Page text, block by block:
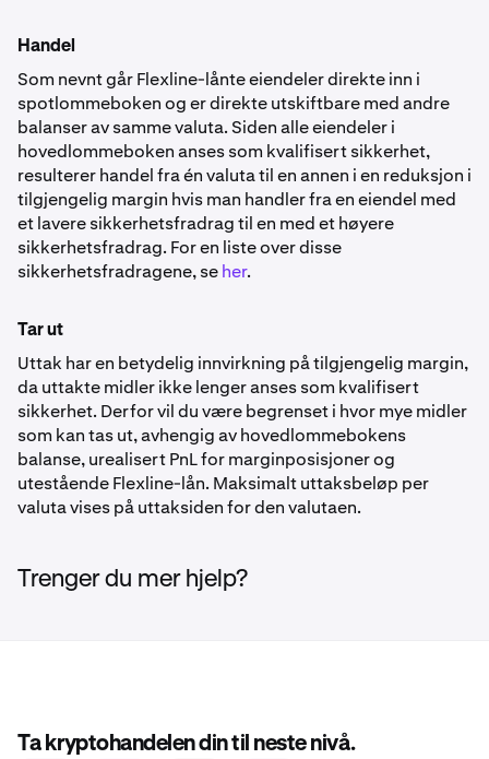
Handel
Som nevnt går Flexline-lånte eiendeler direkte inn i
spotlommeboken og er direkte utskiftbare med andre
balanser av samme valuta. Siden alle eiendeler i
hovedlommeboken anses som kvalifisert sikkerhet,
resulterer handel fra én valuta til en annen i en reduksjon i
tilgjengelig margin hvis man handler fra en eiendel med
et lavere sikkerhetsfradrag til en med et høyere
sikkerhetsfradrag. For en liste over disse
sikkerhetsfradragene, seher.
Tar ut
Uttak har en betydelig innvirkning på tilgjengelig margin,
da uttakte midler ikke lenger anses som kvalifisert
sikkerhet. Derfor vil du være begrenset i hvor mye midler
som kan tas ut, avhengig av hovedlommebokens
balanse, urealisert PnL for marginposisjoner og
utestående Flexline-lån. Maksimalt uttaksbeløp per
valuta vises på uttaksiden for den valutaen.
Trenger du mer hjelp?
Ta kryptohandelen din til neste nivå.